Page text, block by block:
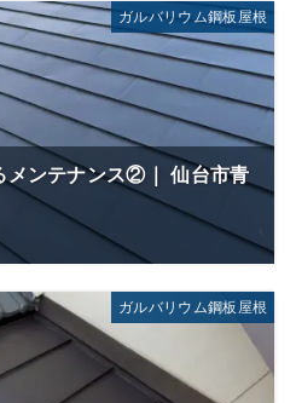
ガルバリウム鋼板屋根
メンテナンス②｜ 仙台市青
ガルバリウム鋼板屋根